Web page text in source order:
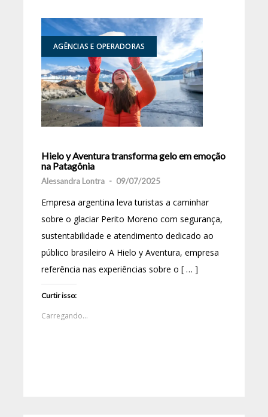
AGÊNCIAS E OPERADORAS
Hielo y Aventura transforma gelo em emoção
na Patagônia
Alessandra Lontra - 09/07/2025
Empresa argentina leva turistas a caminhar
sobre o glaciar Perito Moreno com segurança,
sustentabilidade e atendimento dedicado ao
público brasileiro A Hielo y Aventura, empresa
referência nas experiências sobre o [ … ]
Curtir isso:
Carregando...